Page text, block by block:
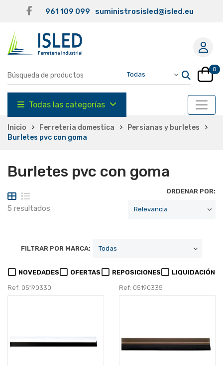
961 109 099 suministrosisled@isled.eu
0
Todas las categorías
Inicio Ferreteria domestica
Persianas y burletes
Burletes pvc con goma
Burletes pvc con goma
5 resultados
ORDENAR POR:
FILTRAR POR MARCA:
NOVEDADES OFERTAS REPOSICIONES LIQUIDACIÓN
Ref: 05190330 Ref: 05190335